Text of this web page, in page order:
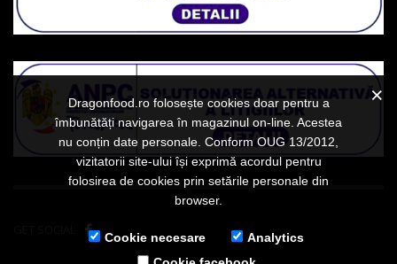
Dragonfood.ro folosește cookies doar pentru a
îmbunătăți navigarea în magazinul on-line. Acestea
nu conțin date personale. Conform OUG 13/2012,
vizitatorii site-ului își exprimă acordul pentru
folosirea de cookies prin setările personale din
browser.
Cookie necesare
Analytics